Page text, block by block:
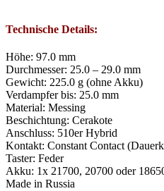
Technische Details:
Höhe: 97.0 mm
Durchmesser: 25.0 – 29.0 mm
Gewicht: 225.0 g (ohne Akku)
Verdampfer bis: 25.0 mm
Material: Messing
Beschichtung: Cerakote
Anschluss: 510er Hybrid
Kontakt: Constant Contact
Taster: Feder
Akku: 1x 21700, 20700 oder
Made in Russia